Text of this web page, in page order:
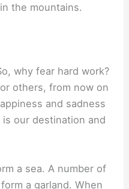
the mountains.
why fear hard work?
others, from now on
and sadness
our destination and
a sea. A number of
a garland. When